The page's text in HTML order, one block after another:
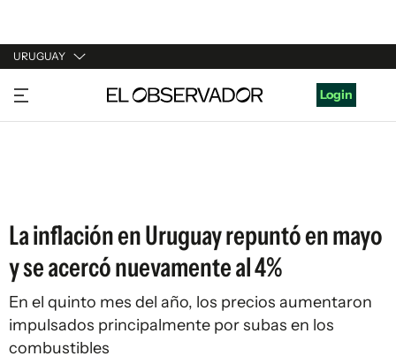
URUGUAY
URUGUAY
ARGENTINA
Login
La inflación en Uruguay repuntó en mayo
y se acercó nuevamente al 4%
En el quinto mes del año, los precios aumentaron
impulsados principalmente por subas en los
combustibles